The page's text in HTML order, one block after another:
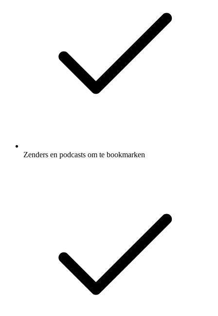
Zenders en podcasts om te bookmarken